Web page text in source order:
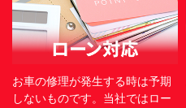
お車の修理が発生する時は予期
しないものです。当社ではロー